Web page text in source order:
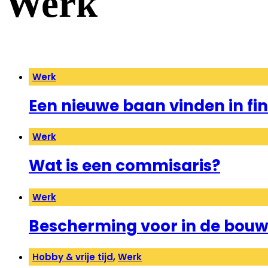
Werk
Een nieuwe baan vinden in
Werk
Wat is een commisaris?
Werk
Bescherming voor in de bouw
Hobby & vrije tijd,Werk